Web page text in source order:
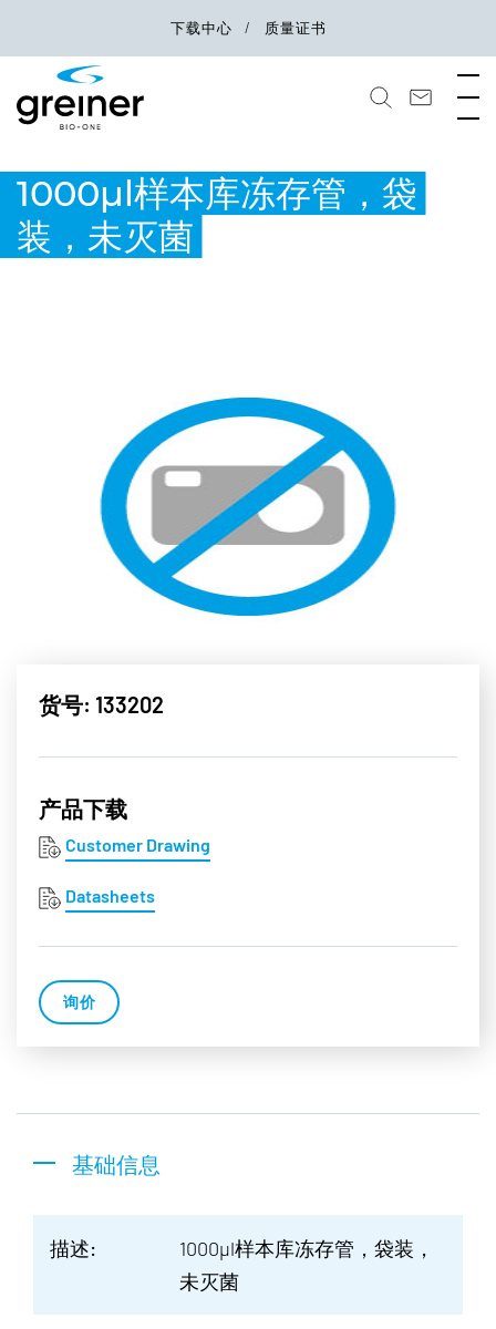
下载中心 质量证书
1000µl样本库冻存管，袋
装，未灭菌
货号: 133202
产品下载
Customer Drawing
Datasheets
询价
基础信息
描述:
1000µl样本库冻存管，袋装，
未灭菌